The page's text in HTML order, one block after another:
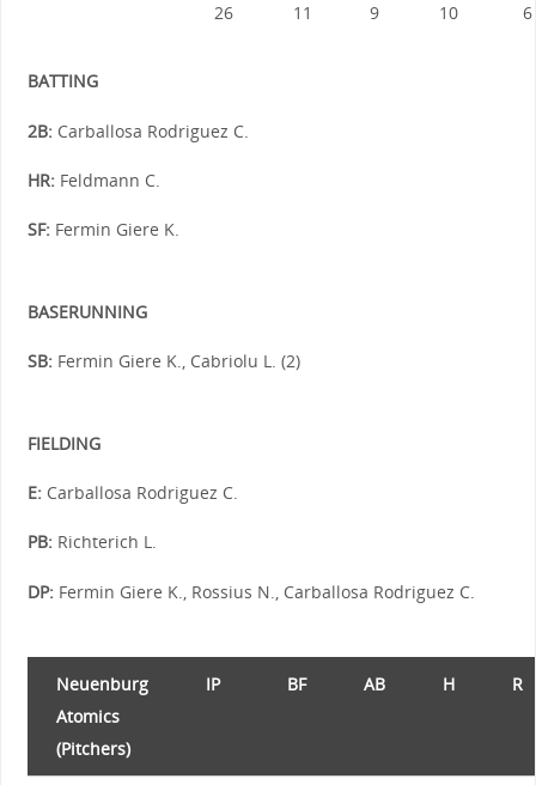
26 11 9 10 6
BATTING
2B:Carballosa Rodriguez C.
HR:Feldmann C.
SF:Fermin Giere K.
BASERUNNING
SB:Fermin Giere K., Cabriolu L. (2)
FIELDING
E:Carballosa Rodriguez C.
PB:Richterich L.
DP:Fermin Giere K., Rossius N., Carballosa Rodriguez C.
Neuenburg
Atomics
(Pitchers)
IP BF AB H R